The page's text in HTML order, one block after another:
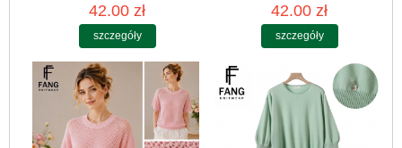
42.00 zł
szczegóły
42.00 zł
szczegóły